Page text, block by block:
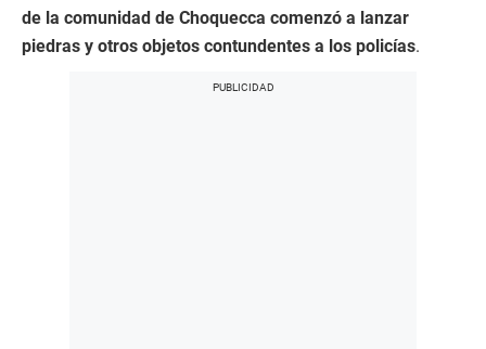
de la comunidad de Choquecca comenzó a lanzar
piedras y otros objetos contundentes a los policías.